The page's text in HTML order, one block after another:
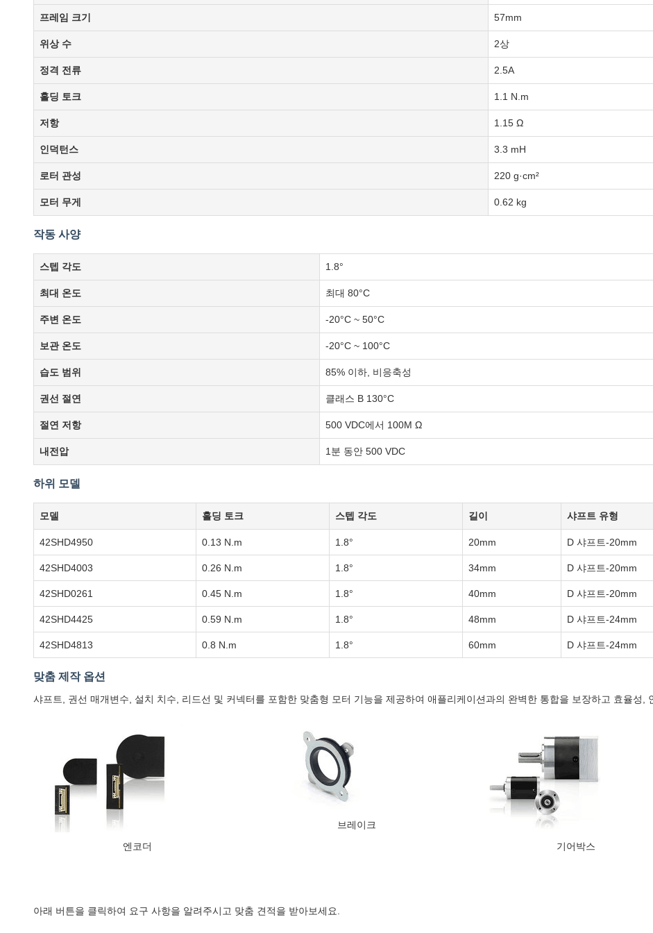
프레임 크기 57mm
위상 수 2상
정격 전류 2.5A
홀딩 토크 1.1 N.m
저항 1.15 Ω
인덕턴스 3.3 mH
로터 관성 220 g·cm²
모터 무게 0.62 kg
작동 사양
스텝 각도 1.8°
최대 온도 최대 80°C
주변 온도 -20°C ~ 50°C
보관 온도 -20°C ~ 100°C
습도 범위 85% 이하, 비응축성
권선 절연 클래스 B 130°C
절연 저항 500 VDC에서 100M Ω
내전압 1분 동안 500 VDC
하위 모델
모델 홀딩 토크 스텝 각도 길이 샤프트 유형
42SHD4950 0.13 N.m 1.8° 20mm D 샤프트-20mm
42SHD4003 0.26 N.m 1.8° 34mm D 샤프트-20mm
42SHD0261 0.45 N.m 1.8° 40mm D 샤프트-20mm
42SHD4425 0.59 N.m 1.8° 48mm D 샤프트-24mm
42SHD4813 0.8 N.m 1.8° 60mm D 샤프트-24mm
맞춤 제작 옵션
샤프트, 권선 매개변수, 설치 치수, 리드선 및 커넥터를 포함한 맞춤형 모터 기능을 제공하여 애플리케이션과의 완벽한 통합을 보장하고 효율성,
엔코더
브레이크
기어박스
아래 버튼을 클릭하여 요구 사항을 알려주시고 맞춤 견적을 받아보세요.